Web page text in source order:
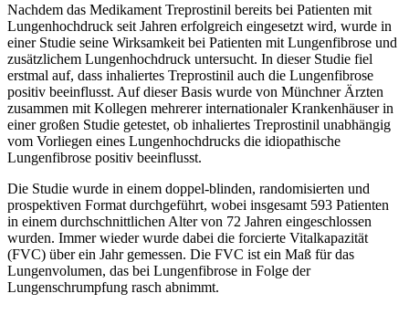
Nachdem das Medikament Treprostinil bereits bei Patienten mit
Lungenhochdruck seit Jahren erfolgreich eingesetzt wird, wurde in
einer Studie seine Wirksamkeit bei Patienten mit Lungenfibrose und
zusätzlichem Lungenhochdruck untersucht. In dieser Studie fiel
erstmal auf, dass inhaliertes Treprostinil auch die Lungenfibrose
positiv beeinflusst. Auf dieser Basis wurde von Münchner Ärzten
zusammen mit Kollegen mehrerer internationaler Krankenhäuser in
einer großen Studie getestet, ob inhaliertes Treprostinil unabhängig
vom Vorliegen eines Lungenhochdrucks die idiopathische
Lungenfibrose positiv beeinflusst.
Die Studie wurde in einem doppel-blinden, randomisierten und
prospektiven Format durchgeführt, wobei insgesamt 593 Patienten
in einem durchschnittlichen Alter von 72 Jahren eingeschlossen
wurden. Immer wieder wurde dabei die forcierte Vitalkapazität
(FVC) über ein Jahr gemessen. Die FVC ist ein Maß für das
Lungenvolumen, das bei Lungenfibrose in Folge der
Lungenschrumpfung rasch abnimmt.